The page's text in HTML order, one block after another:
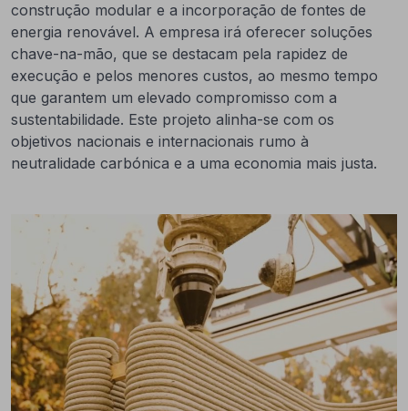
construção modular e a incorporação de fontes de
energia renovável. A empresa irá oferecer soluções
chave-na-mão, que se destacam pela rapidez de
execução e pelos menores custos, ao mesmo tempo
que garantem um elevado compromisso com a
sustentabilidade. Este projeto alinha-se com os
objetivos nacionais e internacionais rumo à
neutralidade carbónica e a uma economia mais justa.